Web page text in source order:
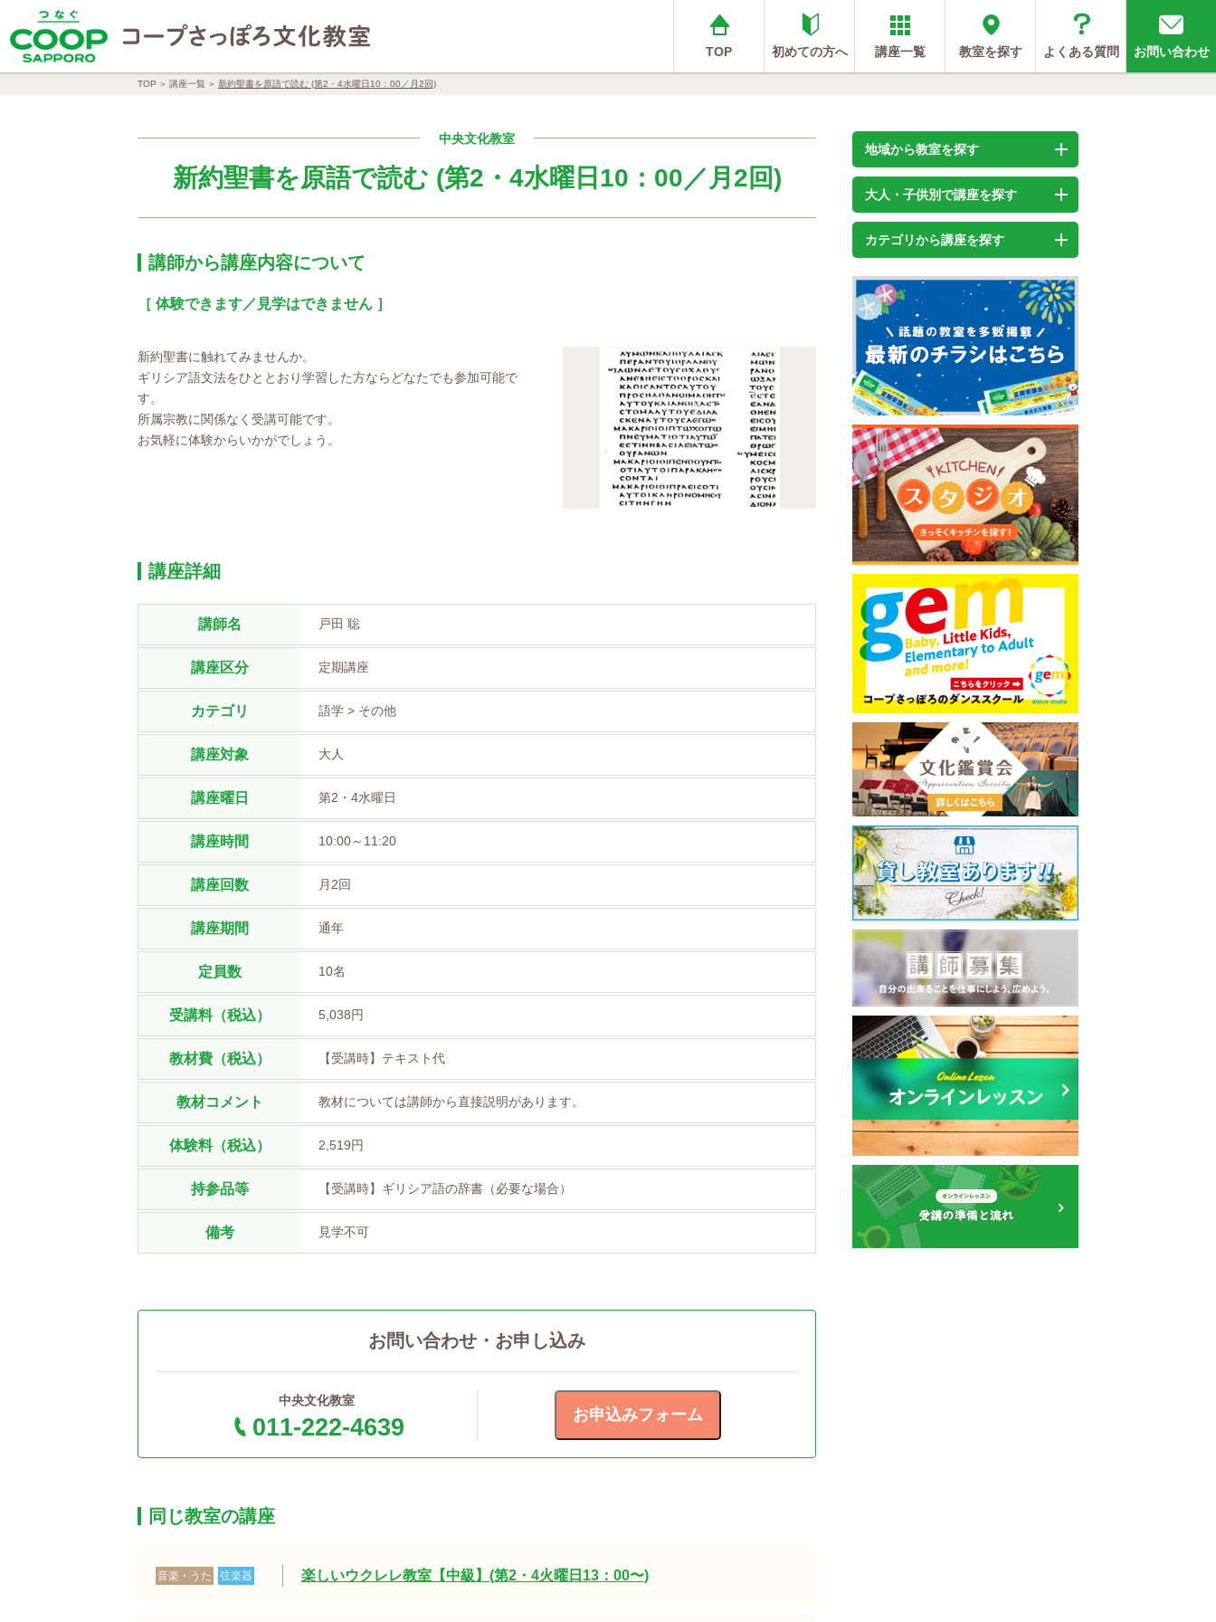
TOP 初めての方へ 講座一覧 教室を探す よくある質問 お問い合わせ
TOP 講座一覧 新約聖書を原語で読む (第2・4水曜日10：00／月2回)
中央文化教室
新約聖書を原語で読む (第2・4水曜日10：00／月2回)
講師から講座内容について
［ 体験できます／見学はできません ］
新約聖書に触れてみませんか。
ギリシア語文法をひととおり学習した方ならどなたでも参加可能で
す。
所属宗教に関係なく受講可能です。
お気軽に体験からいかがでしょう。
講座詳細
講師名 戸田 聡
講座区分 定期講座
カテゴリ 語学 > その他
講座対象 大人
講座曜日 第2・4水曜日
講座時間 10:00～11:20
講座回数 月2回
講座期間 通年
定員数 10名
受講料（税込） 5,038円
教材費（税込） 【受講時】テキスト代
教材コメント 教材については講師から直接説明があります。
体験料（税込） 2,519円
持参品等 【受講時】ギリシア語の辞書（必要な場合）
備考 見学不可
お問い合わせ・お申し込み
中央文化教室
011-222-4639
同じ教室の講座
音楽・うた 弦楽器 楽しいウクレレ教室【中級】(第2・4火曜日13：00〜)
地域から教室を探す
大人・子供別で講座を探す
カテゴリから講座を探す